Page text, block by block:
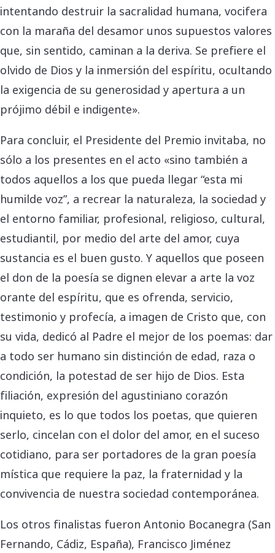
intentando destruir la sacralidad humana, vocifera
con la maraña del desamor unos supuestos valores
que, sin sentido, caminan a la deriva. Se prefiere el
olvido de Dios y la inmersión del espíritu, ocultando
la exigencia de su generosidad y apertura a un
prójimo débil e indigente».
Para concluir, el Presidente del Premio invitaba, no
sólo a los presentes en el acto «sino también a
todos aquellos a los que pueda llegar “esta mi
humilde voz”, a recrear la naturaleza, la sociedad y
el entorno familiar, profesional, religioso, cultural,
estudiantil, por medio del arte del amor, cuya
sustancia es el buen gusto. Y aquellos que poseen
el don de la poesía se dignen elevar a arte la voz
orante del espíritu, que es ofrenda, servicio,
testimonio y profecía, a imagen de Cristo que, con
su vida, dedicó al Padre el mejor de los poemas: dar
a todo ser humano sin distinción de edad, raza o
condición, la potestad de ser hijo de Dios. Esta
filiación, expresión del agustiniano corazón
inquieto, es lo que todos los poetas, que quieren
serlo, cincelan con el dolor del amor, en el suceso
cotidiano, para ser portadores de la gran poesía
mística que requiere la paz, la fraternidad y la
convivencia de nuestra sociedad contemporánea.
Los otros finalistas fueron Antonio Bocanegra (San
Fernando, Cádiz, España), Francisco Jiménez